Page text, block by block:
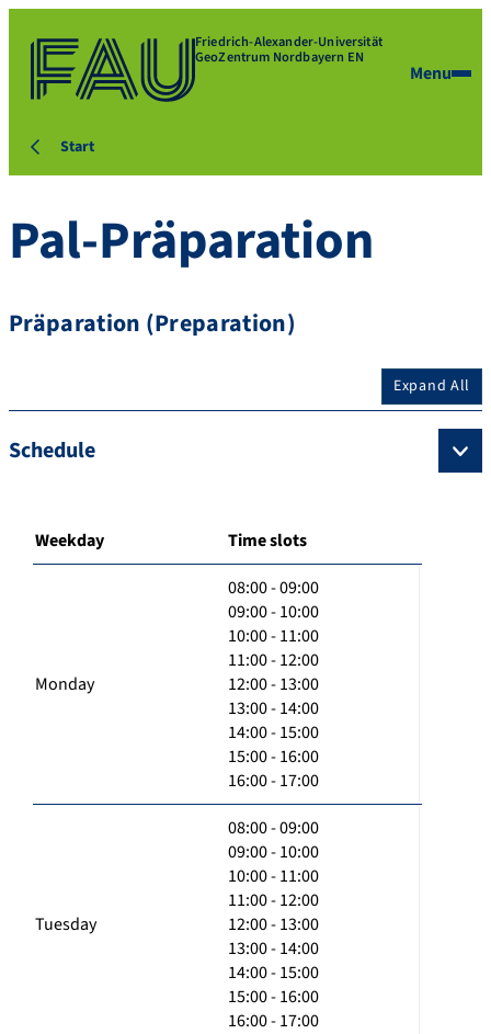
Friedrich-Alexander-Universität
GeoZentrum Nordbayern EN
Menu
Start
Pal-Präparation
Präparation (Preparation)
Expand All
Schedule
Weekday Time slots
Monday
08:00 - 09:00
09:00 - 10:00
10:00 - 11:00
11:00 - 12:00
12:00 - 13:00
13:00 - 14:00
14:00 - 15:00
15:00 - 16:00
16:00 - 17:00
Tuesday
08:00 - 09:00
09:00 - 10:00
10:00 - 11:00
11:00 - 12:00
12:00 - 13:00
13:00 - 14:00
14:00 - 15:00
15:00 - 16:00
16:00 - 17:00